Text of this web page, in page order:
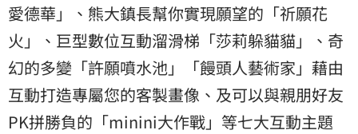
愛德華」、熊大鎮長幫你實現願望的「祈願花
火」、巨型數位互動溜滑梯「莎莉躲貓貓」、奇
幻的多變「許願噴水池」「饅頭人藝術家」藉由
互動打造專屬您的客製畫像、及可以與親朋好友
PK拼勝負的「minini大作戰」等七大互動主題